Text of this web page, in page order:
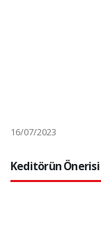
16/07/2023
Keditörün Önerisi